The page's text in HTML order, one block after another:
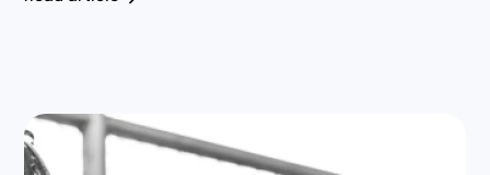
para calcular retorno financiero.